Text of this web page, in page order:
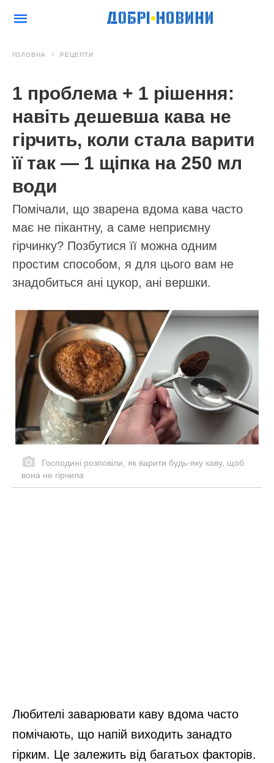
ГОЛОВНА РЕЦЕПТИ
1 проблема + 1 рішення:
навіть дешевша кава не
гірчить, коли стала варити
її так — 1 щіпка на 250 мл
води
Помічали, що зварена вдома кава часто
має не пікантну, а саме неприємну
гірчинку? Позбутися її можна одним
простим способом, я для цього вам не
знадобиться ані цукор, ані вершки.
Господині розповіли, як варити будь-яку каву, щоб
вона не гірчила
Любителі заварювати каву вдома часто
помічають, що напій виходить занадто
гірким. Це залежить від багатьох факторів.